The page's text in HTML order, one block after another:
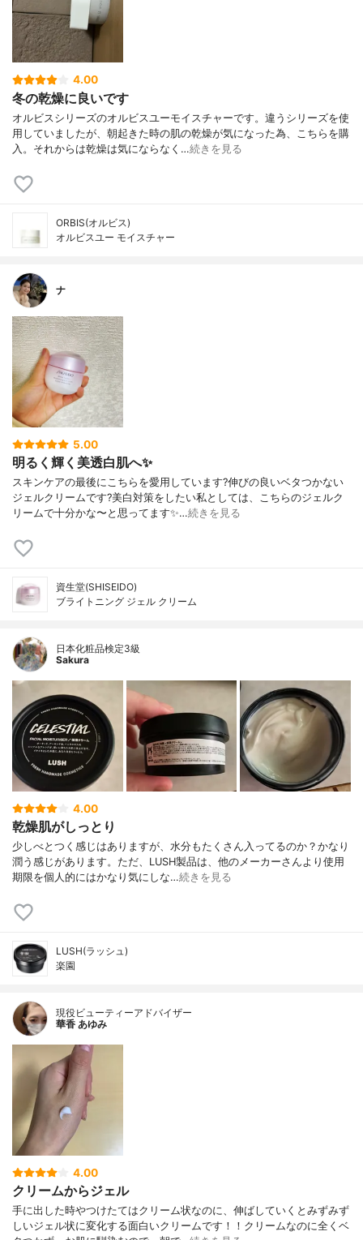
4.00
冬の乾燥に良いです
オルビスシリーズのオルビスユーモイスチャーです。違うシリーズを使
用していましたが、朝起きた時の肌の乾燥が気になった為、こちらを購
入。それからは乾燥は気にならなく…続きを見る
ORBIS(オルビス)
オルビスユー モイスチャー
ナ
5.00
明るく輝く美透白肌へ✨
スキンケアの最後にこちらを愛用しています?伸びの良いベタつかない
ジェルクリームです?美白対策をしたい私としては、こちらのジェルク
リームで十分かな〜と思ってます✨…続きを見る
資生堂(SHISEIDO)
ブライトニング ジェル クリーム
日本化粧品検定3級
Sakura
4.00
乾燥肌がしっとり
少しべとつく感じはありますが、水分もたくさん入ってるのか？かなり
潤う感じがあります。ただ、LUSH製品は、他のメーカーさんより使用
期限を個人的にはかなり気にしな…続きを見る
LUSH(ラッシュ)
楽園
現役ビューティーアドバイザー
華香 あゆみ
4.00
クリームからジェル
手に出した時やつけたてはクリーム状なのに、伸ばしていくとみずみず
しいジェル状に変化する面白いクリームです！！クリームなのに全くベ